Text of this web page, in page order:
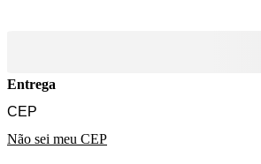
Entrega
Não sei meu CEP